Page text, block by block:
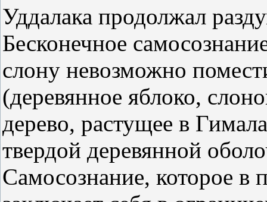
Уддалака продолжал
Бесконечное
слону невозможно
(деревянное яблоко,
дерево, растущее в
твердой деревянной
Самосознание, которое в